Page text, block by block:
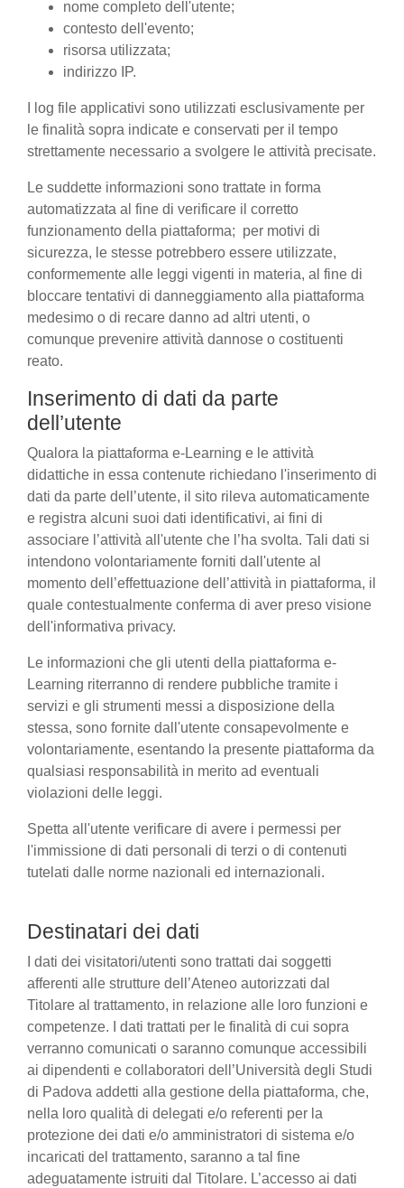
nome completo dell'utente;
contesto dell'evento;
risorsa utilizzata;
indirizzo IP.
I log file applicativi sono utilizzati esclusivamente per
le finalità sopra indicate e conservati per il tempo
strettamente necessario a svolgere le attività precisate.
Le suddette informazioni sono trattate in forma
automatizzata al fine di verificare il corretto
funzionamento della piattaforma; per motivi di
sicurezza, le stesse potrebbero essere utilizzate,
conformemente alle leggi vigenti in materia, al fine di
bloccare tentativi di danneggiamento alla piattaforma
medesimo o di recare danno ad altri utenti, o
comunque prevenire attività dannose o costituenti
reato.
Inserimento di dati da parte
dell’utente
Qualora la piattaforma e-Learning e le attività
didattiche in essa contenute richiedano l'inserimento di
dati da parte dell’utente, il sito rileva automaticamente
e registra alcuni suoi dati identificativi, ai fini di
associare l’attività all'utente che l’ha svolta. Tali dati si
intendono volontariamente forniti dall'utente al
momento dell’effettuazione dell’attività in piattaforma, il
quale contestualmente conferma di aver preso visione
dell'informativa privacy.
Le informazioni che gli utenti della piattaforma e-
Learning riterranno di rendere pubbliche tramite i
servizi e gli strumenti messi a disposizione della
stessa, sono fornite dall'utente consapevolmente e
volontariamente, esentando la presente piattaforma da
qualsiasi responsabilità in merito ad eventuali
violazioni delle leggi.
Spetta all'utente verificare di avere i permessi per
l'immissione di dati personali di terzi o di contenuti
tutelati dalle norme nazionali ed internazionali.
Destinatari dei dati
I dati dei visitatori/utenti sono trattati dai soggetti
afferenti alle strutture dell’Ateneo autorizzati dal
Titolare al trattamento, in relazione alle loro funzioni e
competenze. I dati trattati per le finalità di cui sopra
verranno comunicati o saranno comunque accessibili
ai dipendenti e collaboratori dell’Università degli Studi
di Padova addetti alla gestione della piattaforma, che,
nella loro qualità di delegati e/o referenti per la
protezione dei dati e/o amministratori di sistema e/o
incaricati del trattamento, saranno a tal fine
adeguatamente istruiti dal Titolare. L’accesso ai dati